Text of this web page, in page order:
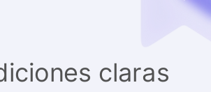
claras